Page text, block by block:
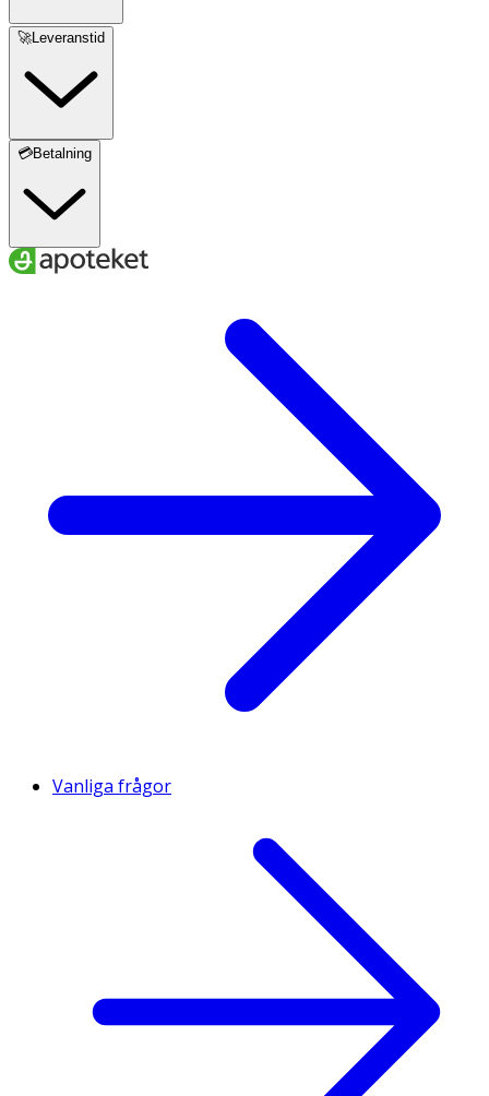
🚀Leveranstid
💳Betalning
Vanliga frågor